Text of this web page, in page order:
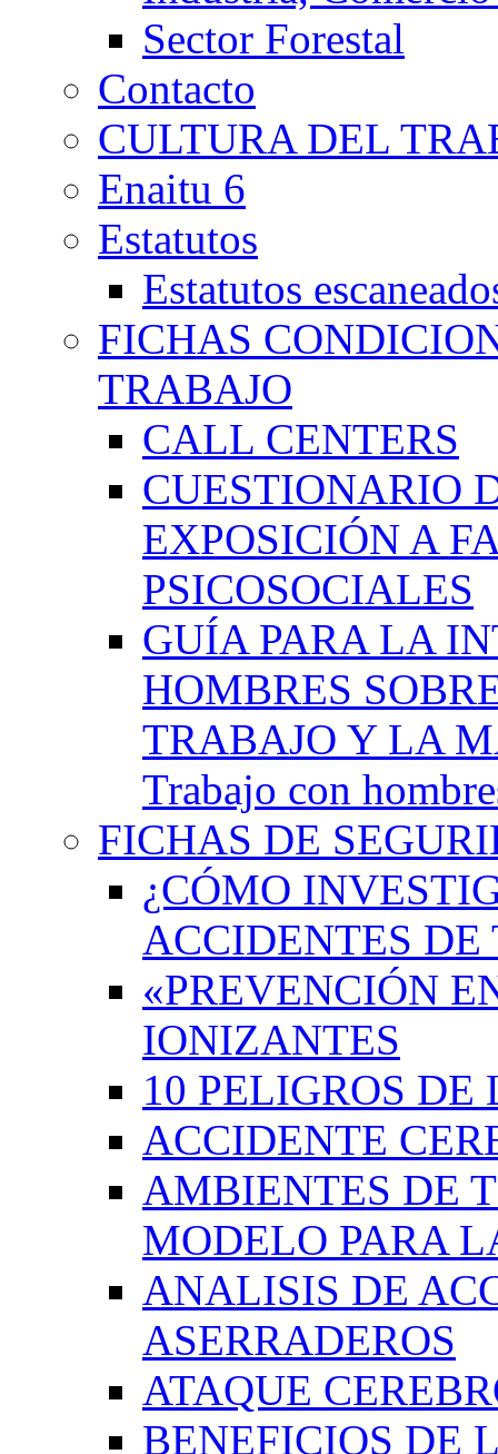
Sector Forestal
Contacto
CULTURA DEL
Enaitu 6
Estatutos
Estatutos
FICHAS
TRABAJO
CALL CENTERS
CUESTIONARIO
EXPOSICIÓN A
PSICOSOCIALES
GUÍA PARA LA
HOMBRES
TRABAJO Y LA
Trabajo con
FICHAS DE
¿CÓMO
ACCIDENTES DE
«PREVENCIÓN
IONIZANTES
10 PELIGROS
ACCIDENTE
AMBIENTES DE
MODELO PARA
ANALISIS DE
ASERRADEROS
ATAQUE
BENEFICIOS DE